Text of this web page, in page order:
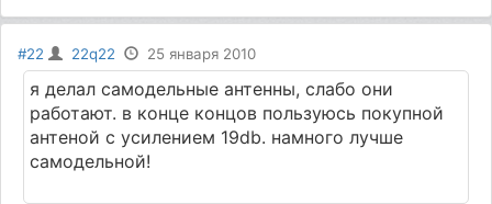
#22 22q22 25 января 2010
я делал самодельные антенны, слабо они
работают. в конце концов пользуюсь покупной
антеной с усилением 19db. намного лучше
самодельной!